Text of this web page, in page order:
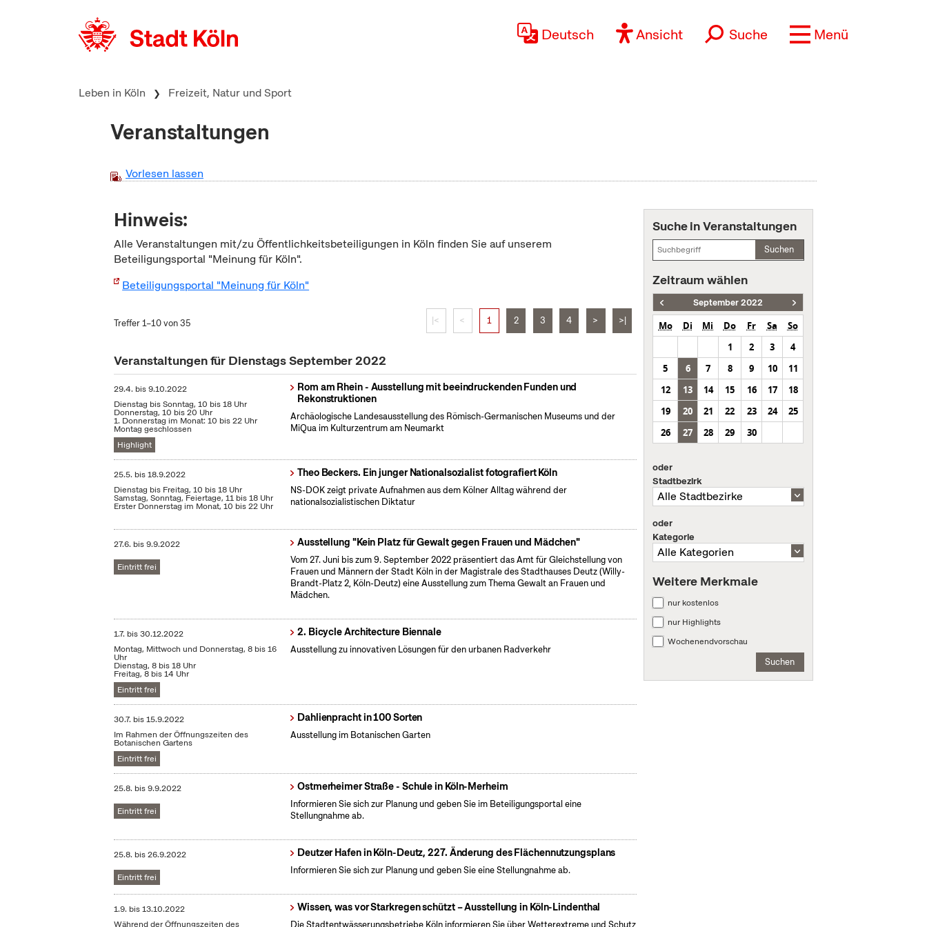
Deutsch Ansicht Suche Menü
Leben in Köln Freizeit, Natur und Sport
Veranstaltungen
Vorlesen lassen
Hinweis:
Alle Veranstaltungen mit/zu Öffentlichkeitsbeteiligungen in Köln finden Sie auf unserem
Beteiligungsportal "Meinung für Köln".
Beteiligungsportal "Meinung für Köln"
Treffer 1–10 von 35 |< < 1 2 3 4 > >|
Veranstaltungen für Dienstags September 2022
29.4. bis9.10.2022
Dienstag bis Sonntag, 10 bis 18 Uhr
Donnerstag, 10 bis 20 Uhr
1. Donnerstag im Monat: 10 bis 22 Uhr
Montag geschlossen
Highlight
Rom am Rhein - Ausstellung mit beeindruckenden Funden und
Rekonstruktionen
Archäologische Landesausstellung des Römisch-Germanischen Museums und der
MiQua im Kulturzentrum am Neumarkt
25.5. bis18.9.2022
Dienstag bis Freitag, 10 bis 18 Uhr
Samstag, Sonntag, Feiertage, 11 bis 18 Uhr
Erster Donnerstag im Monat, 10 bis 22 Uhr
Theo Beckers. Ein junger Nationalsozialist fotografiert Köln
NS-DOK zeigt private Aufnahmen aus dem Kölner Alltag während der
nationalsozialistischen Diktatur
27.6. bis9.9.2022
Eintritt frei
Ausstellung "Kein Platz für Gewalt gegen Frauen und Mädchen"
Vom 27. Juni bis zum 9. September 2022 präsentiert das Amt für Gleichstellung von
Frauen und Männern der Stadt Köln in der Magistrale des Stadthauses Deutz (Willy-
Brandt-Platz 2, Köln-Deutz) eine Ausstellung zum Thema Gewalt an Frauen und
Mädchen.
1.7. bis30.12.2022
Montag, Mittwoch und Donnerstag, 8 bis 16
Uhr
Dienstag, 8 bis 18 Uhr
Freitag, 8 bis 14 Uhr
Eintritt frei
2. Bicycle Architecture Biennale
Ausstellung zu innovativen Lösungen für den urbanen Radverkehr
30.7. bis15.9.2022
Im Rahmen der Öffnungszeiten des
Botanischen Gartens
Eintritt frei
Dahlienpracht in 100 Sorten
Ausstellung im Botanischen Garten
25.8. bis9.9.2022
Eintritt frei
Ostmerheimer Straße - Schule in Köln-Merheim
Informieren Sie sich zur Planung und geben Sie im Beteiligungsportal eine
Stellungnahme ab.
25.8. bis26.9.2022
Eintritt frei
Deutzer Hafen in Köln-Deutz, 227. Änderung des Flächennutzungsplans
Informieren Sie sich zur Planung und geben Sie eine Stellungnahme ab.
1.9. bis13.10.2022
Während der Öffnungszeiten des
Wissen, was vor Starkregen schützt – Ausstellung in Köln-Lindenthal
Suche in Veranstaltungen
Suchen
Zeitraum wählen
September 2022
Mo Di Mi Do Fr Sa
So
1
2 3
4
5
6 7 8 9 10
11
12
13 14 15 16 17
18
19
20 21 22 23 24
25
26
27 28 29 30
oder
Stadtbezirk
oder
Kategorie
Weitere Merkmale
nur kostenlos
nur Highlights
Wochenendvorschau
Suchen